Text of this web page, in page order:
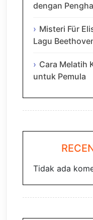
dengan
Misteri Für
Lagu
Cara Melatih
untuk Pemula
Tidak ada